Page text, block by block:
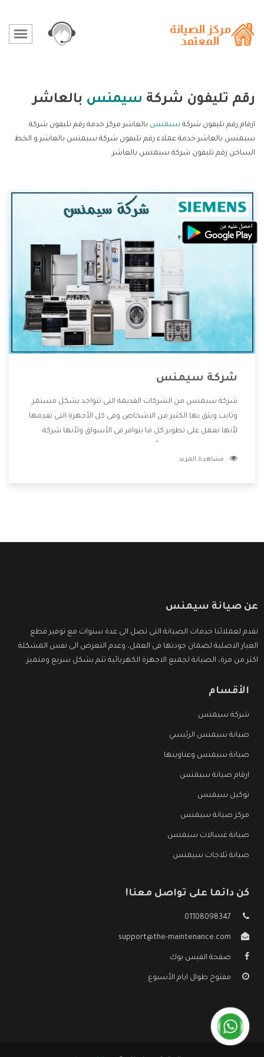
رقم تليفون شركة سيمنس بالعاشر
ارقام رقم تليفون شركة سيمنس بالعاشر مركز خدمة رقم تليفون شركة
سيمنس بالعاشر خدمة عملاء رقم تليفون شركة سيمنس بالعاشر و الخط
الساخن رقم تليفون شركة سيمنس بالعاشر.
شركة سيمنس
شركة سيمنس من الشركات القديمة التى تتواجد بشكل مستمر
وثابت ويثق بها الكثير من الاشخاص وفى كل الأجهزة التى تقدمها
لأنها تعمل على تطوير كل ما يتوافر فى الأسواق ولأنها شركة
وتقدم للعملاء أقوى العروض والخصومات التى تسهل على
مشاهدة المزيد
عن صيانة سيمنس
نقدم لعملائنا خدمات الصيانة التى تصل الى عدة سنوات مع توفير قطع
الغيار الاصلية لضمان جودتها فى العمل، وعدم التعرض الى نفس المشكلة
اكثر من مرة، الصيانة لجميع الاجهزة الكهربائية تتم بشكل سريع ومتميز.
الأقسام
شركة سيمنس
صيانة سيمنس الرئيسي
صيانة سيمنس وعناوينها
ارقام صيانة سيمنس
توكيل سيمنس
مركز صيانة سيمنس
صيانة غسالات سيمنس
صيانة ثلاجات سيمنس
كن دائما على تواصل معنا!
01108098347
support@the-maintenance.com
صفحة الفيس بوك
مفتوح طوال ايام الأسبوع